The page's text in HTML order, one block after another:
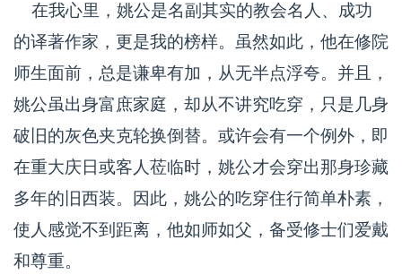
在我心里，姚公是名副其实的教会名人、成功
的译著作家，更是我的榜样。虽然如此，他在修院
师生面前，总是谦卑有加，从无半点浮夸。并且，
姚公虽出身富庶家庭，却从不讲究吃穿，只是几身
破旧的灰色夹克轮换倒替。或许会有一个例外，即
在重大庆日或客人莅临时，姚公才会穿出那身珍藏
多年的旧西装。因此，姚公的吃穿住行简单朴素，
使人感觉不到距离，他如师如父，备受修士们爱戴
和尊重。